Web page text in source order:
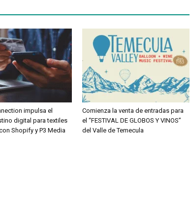
impulsa el
digital para textiles
Shopify y P3 Media
Comienza la venta de entradas para
el “FESTIVAL DE GLOBOS Y VINOS”
del Valle de Temecula